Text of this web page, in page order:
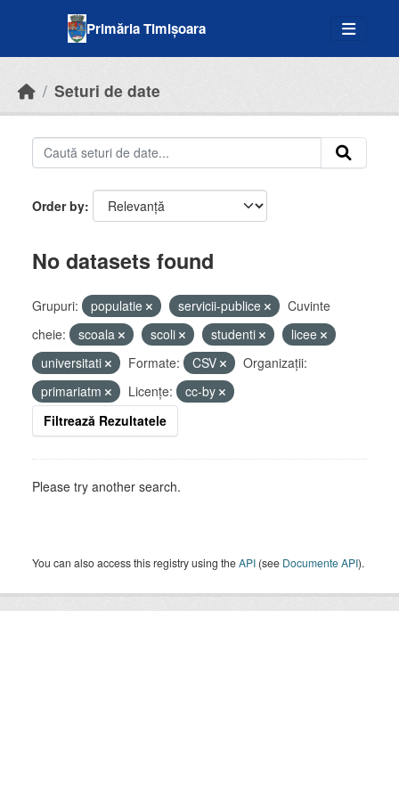
Primăria Timișoara
Seturi de date
Order by
No datasets found
Grupuri: populatie servicii-publice
Cuvinte
cheie:
scoala scoli studenti
licee
universitati
Formate: CSV
Organizații:
primariatm
Licenţe:
cc-by
Filtrează Rezultatele
Please try another search.
You can also access this registry using theAPI (see Documente API).